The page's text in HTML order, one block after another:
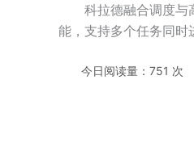
科拉德融合调度与
能，支持多个任务同时
今日阅读量：751 次